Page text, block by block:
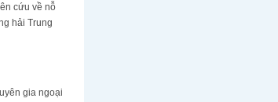
cứu về nỗ
hải Trung
gia ngoại